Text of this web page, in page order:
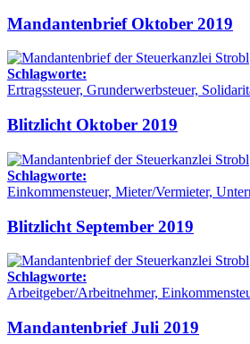
Mandantenbrief Oktober 2019
Schlagworte:
Ertragssteuer, Grunderwerbsteuer,
Blitzlicht Oktober 2019
Schlagworte:
Einkommensteuer, Mieter/Vermieter,
Blitzlicht September 2019
Schlagworte:
Arbeitgeber/Arbeitnehmer,
Mandantenbrief Juli 2019